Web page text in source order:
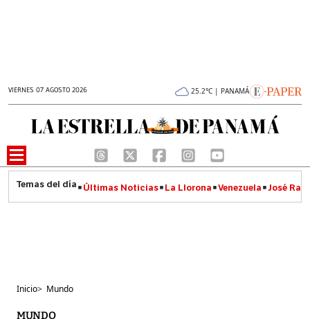
VIERNES 07 AGOSTO 2026 25.2°C | PANAMÁ
Últimas Noticias La Llorona Venezuela José
Inicio> Mundo
MUNDO